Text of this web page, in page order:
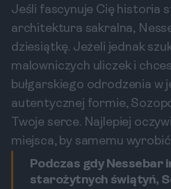
Jeśli fascynuje Cię historia
architektura sakralna,
dziesiątkę. Jeżeli jednak
malowniczych uliczek i
bułgarskiego odrodzenia w
autentycznej formie,
Twoje serce. Najlepiej
miejsca, by samemu
Podczas gdy Nessebar
starożytnych świątyń,